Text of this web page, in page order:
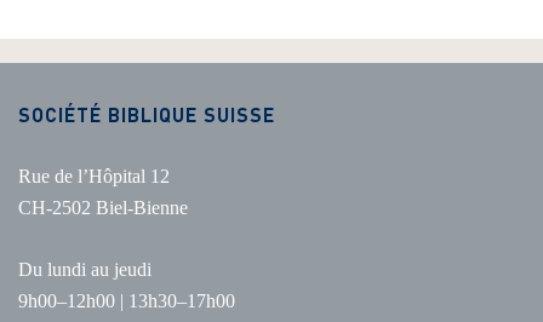
SOCIÉTÉ BIBLIQUE SUISSE
Rue de l’Hôpital 12
CH-2502 Biel-Bienne
Du lundi au jeudi
9h00–12h00 | 13h30–17h00